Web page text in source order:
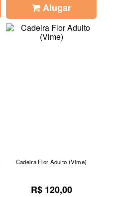
Alugar
Cadeira Flor Adulto (Vime)
R$ 120,00